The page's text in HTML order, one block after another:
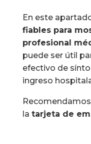
En este
fiables para
profesional
puede ser útil
efectivo de
ingreso
la tarjeta de